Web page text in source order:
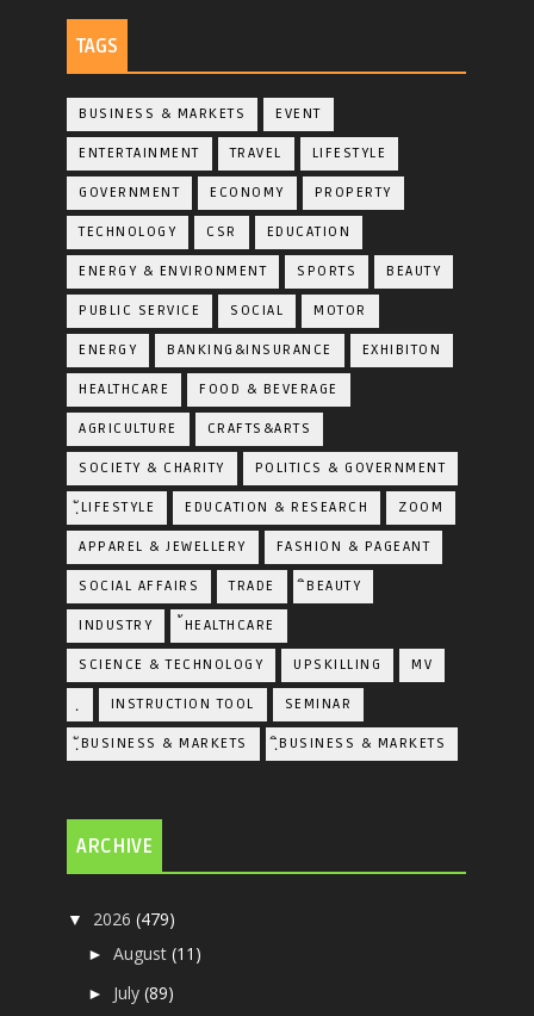
TAGS
BUSINESS & MARKETS EVENT
ENTERTAINMENT TRAVEL LIFESTYLE
GOVERNMENT ECONOMY PROPERTY
TECHNOLOGY CSR EDUCATION
ENERGY & ENVIRONMENT SPORTS BEAUTY
PUBLIC SERVICE SOCIAL MOTOR
ENERGY BANKING&INSURANCE EXHIBITON
HEALTHCARE FOOD & BEVERAGE
AGRICULTURE CRAFTS&ARTS
SOCIETY & CHARITY POLITICS & GOVERNMENT
ฺัLIFESTYLE EDUCATION & RESEARCH ZOOM
APPAREL & JEWELLERY FASHION & PAGEANT
SOCIAL AFFAIRS TRADE ิBEAUTY
INDUSTRY ้HEALTHCARE
SCIENCE & TECHNOLOGY UPSKILLING MV
INSTRUCTION TOOL SEMINAR
ฺัBUSINESS & MARKETS ฺิBUSINESS & MARKETS
ARCHIVE
▼ 2026(479)
►August(11)
► July(89)